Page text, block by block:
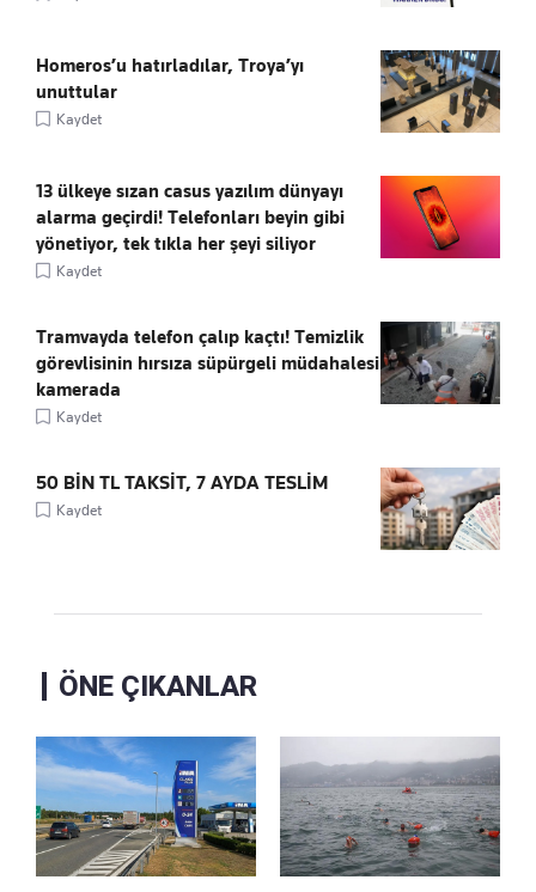
Homeros’u hatırladılar, Troya’yı
unuttular
Kaydet
13 ülkeye sızan casus yazılım dünyayı
alarma geçirdi! Telefonları beyin gibi
yönetiyor, tek tıkla her şeyi siliyor
Kaydet
Tramvayda telefon çalıp kaçtı! Temizlik
görevlisinin hırsıza süpürgeli müdahalesi
kamerada
Kaydet
50 BİN TL TAKSİT, 7 AYDA TESLİM
Kaydet
ÖNE ÇIKANLAR